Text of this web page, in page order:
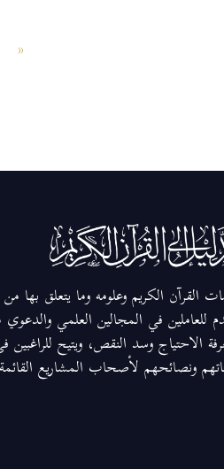
«
القرآن الكريم وعلومه وما يتعلق بها من
للعاملين في المجالين العلمي والدعوي
الاحتياج وسد النقص، ويتيح للراغبين
ونصائحهم لأصحاب المشاريع